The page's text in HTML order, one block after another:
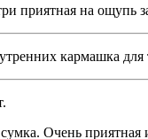
приятная на ощупь
кармашка
Очень